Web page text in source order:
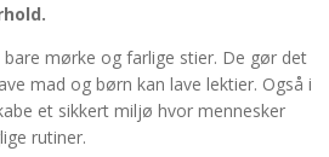
bare mørke og farlige stier. De gør det
mad og børn kan lave lektier. Også i
et sikkert miljø hvor mennesker
rutiner.